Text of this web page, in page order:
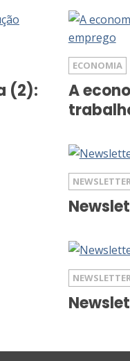
(2):
ECONOMIA
A
NEWSLETTER
NEWSLETTER